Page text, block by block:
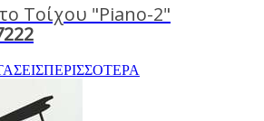
Τοίχου "Piano-2"
ΠΕΡΙΣΣΟΤΕΡΑ